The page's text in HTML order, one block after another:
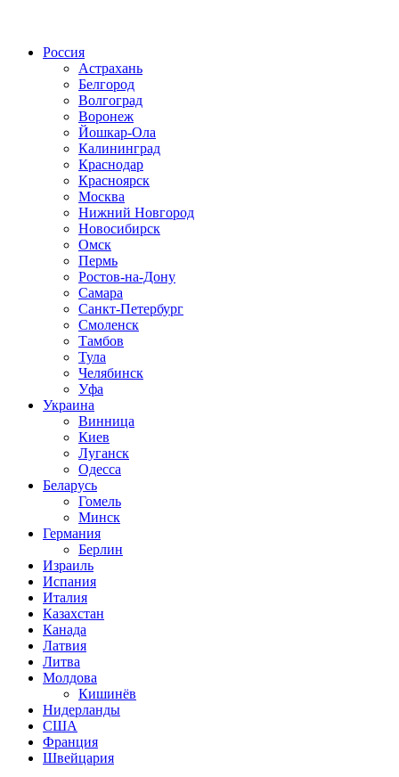
Россия
Астрахань
Белгород
Волгоград
Воронеж
Йошкар-Ола
Калининград
Краснодар
Красноярск
Москва
Нижний Новгород
Новосибирск
Омск
Пермь
Ростов-на-Дону
Самара
Санкт-Петербург
Смоленск
Тамбов
Тула
Челябинск
Уфа
Украина
Винница
Киев
Луганск
Одесса
Беларусь
Гомель
Минск
Германия
Берлин
Израиль
Испания
Италия
Казахстан
Канада
Латвия
Литва
Молдова
Кишинёв
Нидерланды
США
Франция
Швейцария